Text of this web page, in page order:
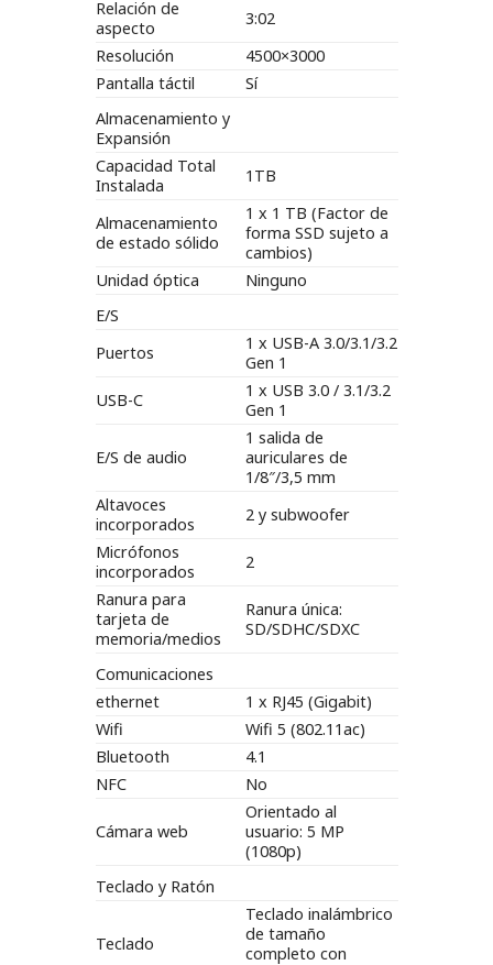
Relación de
aspecto
3:02
Resolución
4500×3000
Pantalla táctil
Sí
Almacenamiento y
Expansión
Capacidad Total
Instalada
1TB
Almacenamiento
de estado sólido
1 x 1 TB (Factor de
forma SSD sujeto a
cambios)
Unidad óptica
Ninguno
E/S
Puertos
1 x USB-A 3.0/3.1/3.2
Gen 1
USB-C
1 x USB 3.0 / 3.1/3.2
Gen 1
E/S de audio
1 salida de
auriculares de
1/8″/3,5 mm
Altavoces
incorporados
2 y subwoofer
Micrófonos
incorporados
2
Ranura para
tarjeta de
memoria/medios
Ranura única:
SD/SDHC/SDXC
Comunicaciones
ethernet
1 x RJ45 (Gigabit)
Wifi
Wifi 5 (802.11ac)
Bluetooth
4.1
NFC
No
Cámara web
Orientado al
usuario: 5 MP
(1080p)
Teclado y Ratón
Teclado
Teclado inalámbrico
de tamaño
completo con